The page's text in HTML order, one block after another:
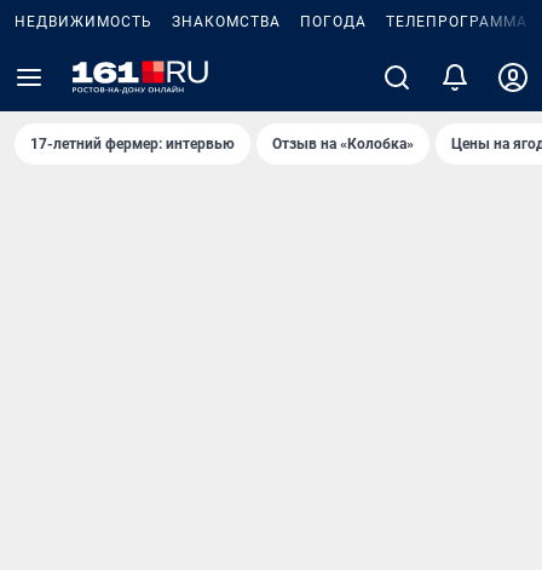
НЕДВИЖИМОСТЬ ЗНАКОМСТВА ПОГОДА ТЕЛЕПРОГРАММА
17-летний фермер: интервью Отзыв на «Колобка» Цены на